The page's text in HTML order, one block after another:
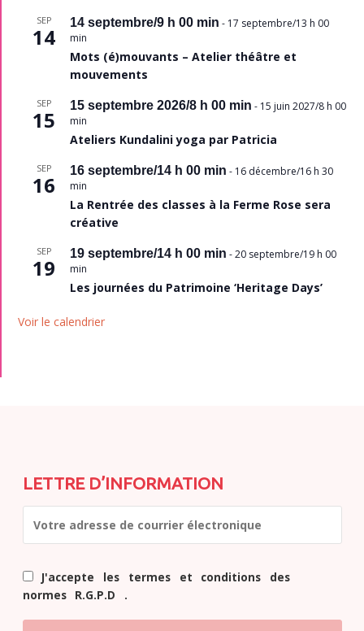
SEP
14
14 septembre/9 h 00 min - 17 septembre/13 h 00
min
Mots (é)mouvants – Atelier théâtre et
mouvements
SEP
15
15 septembre 2026/8 h 00 min - 15 juin 2027/8 h 00
min
Ateliers Kundalini yoga par Patricia
SEP
16
16 septembre/14 h 00 min - 16 décembre/16 h 30
min
La Rentrée des classes à la Ferme Rose sera
créative
SEP
19
19 septembre/14 h 00 min -20 septembre/19 h 00
min
Les journées du Patrimoine ‘Heritage Days’
Voir le calendrier
LETTRE D’INFORMATION
J'accepte les termes et conditions des
normes R.G.P.D .